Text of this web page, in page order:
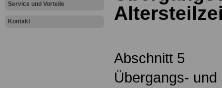
Service und Vorteile
Kontakt
Abschnitt 5
Übergangs-